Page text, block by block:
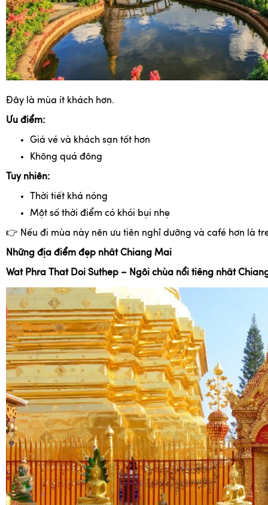
Đây là mùa ít khách hơn.
Ưu điểm:
Giá vé và khách sạn tốt hơn
Không quá đông
Tuy nhiên:
Thời tiết khá nóng
Một số thời điểm có khói bụi nhẹ
👉 Nếu đi mùa này nên ưu tiên nghỉ dưỡng và café hơn là
Những địa điểm đẹp nhất Chiang Mai
Wat Phra That Doi Suthep – Ngôi chùa nổi tiếng nhất